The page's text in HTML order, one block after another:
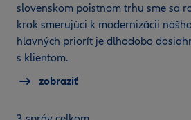
slovenskom poistnom trhu sme sa
krok smerujúci k modernizácii
hlavných priorít je dlhodobo
s klientom.
zobraziť